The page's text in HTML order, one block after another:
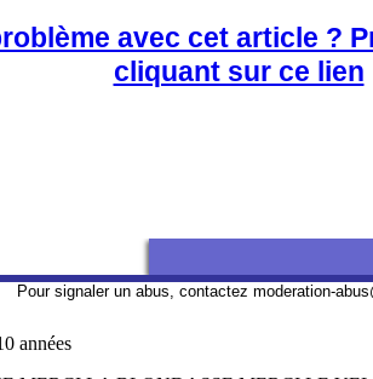
avec cet article ?
cliquant sur ce lien
Pour signaler un abus, contactez moderation-